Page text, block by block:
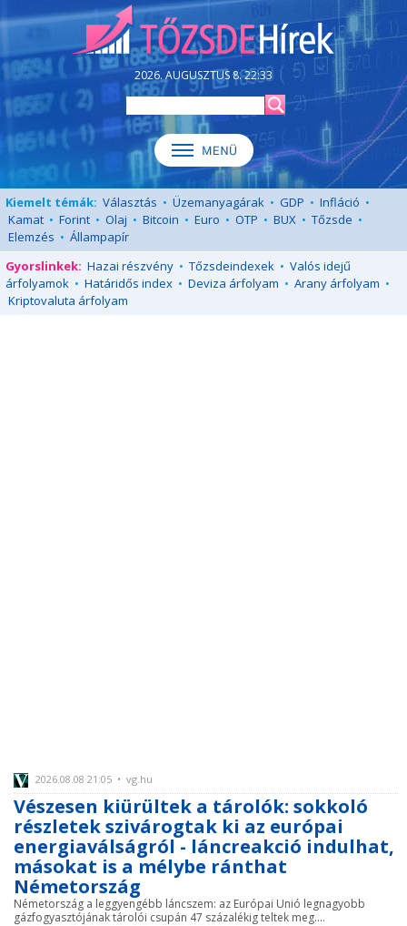
2026. AUGUSZTUS 8. 22:33
Kiemelt témák: Választás • Üzemanyagárak • GDP • Infláció •
Kamat • Forint • Olaj • Bitcoin • Euro • OTP • BUX • Tőzsde •
Elemzés • Állampapír
Gyorslinkek: Hazai részvény • Tőzsdeindexek • Valós idejű
árfolyamok • Határidős index • Deviza árfolyam • Arany árfolyam •
Kriptovaluta árfolyam
2026.08.08 21:05 • vg.hu
Vészesen kiürültek a tárolók: sokkoló
részletek szivárogtak ki az európai
energiaválságról - láncreakció indulhat,
másokat is a mélybe ránthat
Németország
Németország a leggyengébb láncszem: az Európai Unió legnagyobb
gázfogyasztójának tárolói csupán 47 százalékig teltek meg....